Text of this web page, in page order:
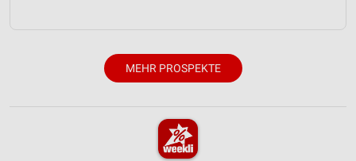
MEHR PROSPEKTE